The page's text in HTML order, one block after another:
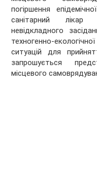
погіршення
санітарний лікар
невідкладного
техногенно-
ситуацій для
запрошується
місцевого